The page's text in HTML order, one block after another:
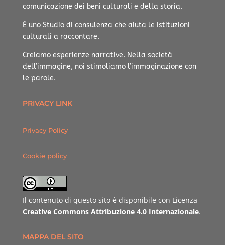
comunicazione dei beni culturali e della storia.
È uno Studio di consulenza che aiuta le istituzioni
culturali a raccontare.
Creiamo esperienze narrative. Nella società
dell’immagine, noi stimoliamo l’immaginazione con
le parole.
PRIVACY LINK
Privacy Policy
Cookie policy
Il contenuto di questo sito è disponibile con Licenza
Creative Commons Attribuzione 4.0 Internazionale.
MAPPA DEL SITO